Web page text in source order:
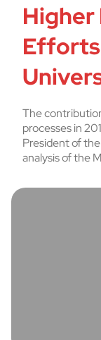
Higher
The
processes in
President of
analysis of the